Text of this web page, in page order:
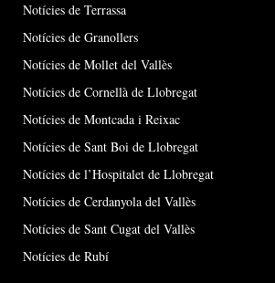
Notícies de Terrassa
Notícies de Granollers
Notícies de Mollet del Vallès
Notícies de Cornellà de Llobregat
Notícies de Montcada i Reixac
Notícies de Sant Boi de Llobregat
Notícies de l’Hospitalet de Llobregat
Notícies de Cerdanyola del Vallès
Notícies de Sant Cugat del Vallès
Notícies de Rubí